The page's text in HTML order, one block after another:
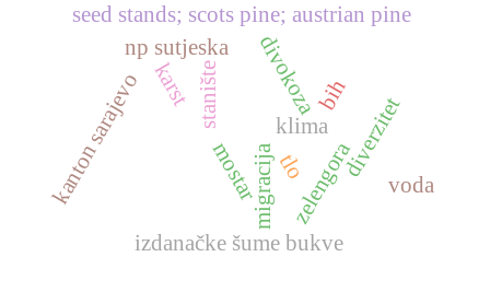
stanište divokoza
zelengora
np sutjeska
migracija
seed stands; scots pine; austrian pine
karst
tlo
voda
klima
mostar
izdanačke šume bukve
diverzitet
kanton sarajevo bih